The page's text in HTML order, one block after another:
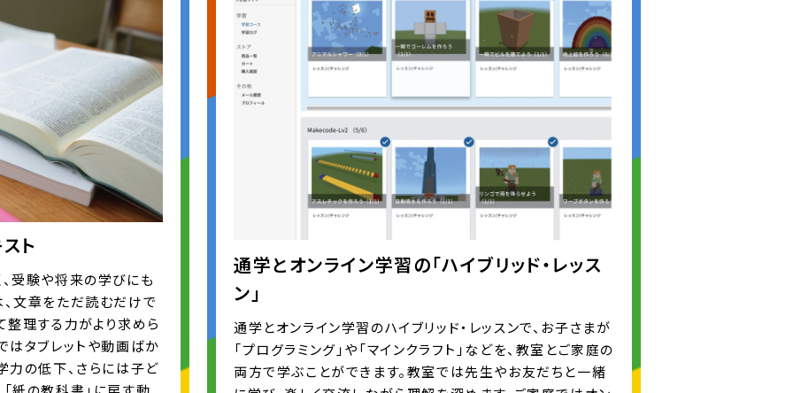
ト
受験や将来の学びにも
文章をただ読むだけで
整理する力がより求めら
はタブレットや動画ばか
力の低下、さらには子ど
通学とオンライン学習の「ハイブリッド・レッス
ン」
通学とオンライン学習のハイブリッド・レッスンで、お子さまが
「プログラミング」や「マインクラフト」などを、教室とご家庭の
両方で学ぶことができます。教室では先生やお友だちと一緒